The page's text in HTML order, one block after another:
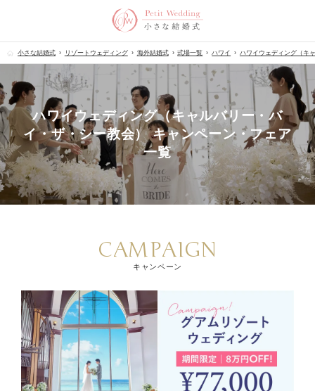
小さな結婚式 リゾートウェディング 海外結婚式 式場一覧 ハワイ ハワイウェディング（キ
ハワイウェディング（キャルバリー・バ
イ・ザ・シー教会） キャンペーン・フェア
一覧
CAMPAIGN
キャンペーン